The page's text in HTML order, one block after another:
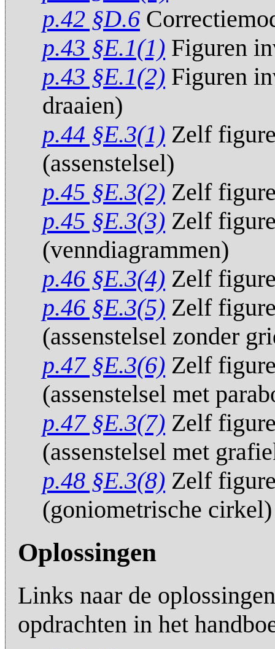
p.42 §D.6
p.43 §E.1(1) Figuren
p.43 §E.1(2) Figuren
draaien)
p.44 §E.3(1) Zelf
(assenstelsel)
p.45 §E.3(2) Zelf
p.45 §E.3(3) Zelf
(venndiagrammen)
p.46 §E.3(4) Zelf
p.46 §E.3(5) Zelf
(assenstelsel zonder
p.47 §E.3(6) Zelf
(assenstelsel met
p.47 §E.3(7) Zelf
(assenstelsel met
p.48 §E.3(8) Zelf
(goniometrische cirkel)
Oplossingen
Links naar de
opdrachten in het